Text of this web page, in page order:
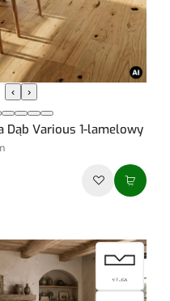
‹ ›
Dąb Various 1-lamelowy